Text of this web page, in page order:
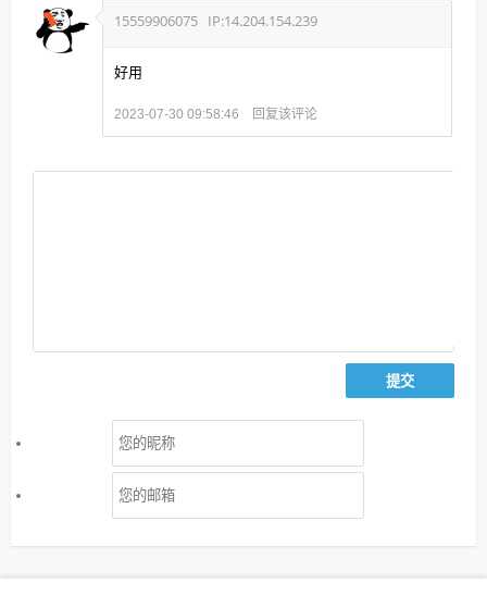
15559906075 IP:14.204.154.239
好用
2023-07-30 09:58:46 回复该评论